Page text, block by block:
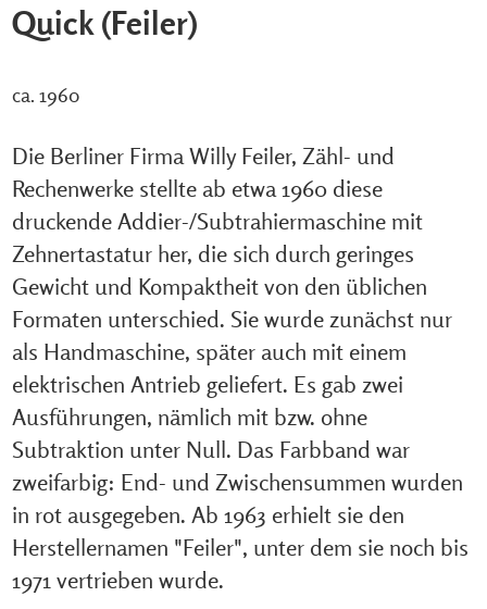
Quick (Feiler)
ca. 1960
Die Berliner Firma Willy Feiler, Zähl- und
Rechenwerke stellte ab etwa 1960 diese
druckende Addier-/Subtrahiermaschine mit
Zehnertastatur her, die sich durch geringes
Gewicht und Kompaktheit von den üblichen
Formaten unterschied. Sie wurde zunächst nur
als Handmaschine, später auch mit einem
elektrischen Antrieb geliefert. Es gab zwei
Ausführungen, nämlich mit bzw. ohne
Subtraktion unter Null. Das Farbband war
zweifarbig: End- und Zwischensummen wurden
in rot ausgegeben. Ab 1963 erhielt sie den
Herstellernamen "Feiler", unter dem sie noch bis
1971 vertrieben wurde.